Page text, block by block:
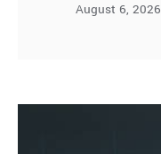
August 6, 2026